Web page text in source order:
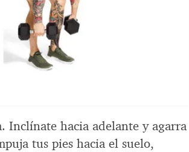
Inclínate hacia adelante y agarra
tus pies hacia el suelo,